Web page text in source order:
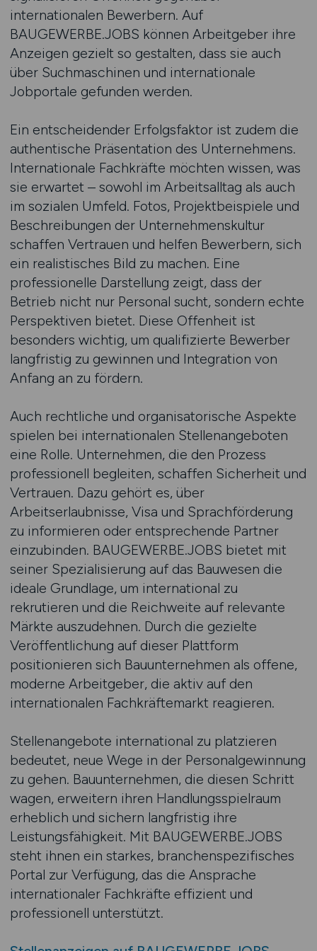
internationalen Bewerbern. Auf
BAUGEWERBE.JOBS können Arbeitgeber ihre
Anzeigen gezielt so gestalten, dass sie auch
über Suchmaschinen und internationale
Jobportale gefunden werden.
Ein entscheidender Erfolgsfaktor ist zudem die
authentische Präsentation des Unternehmens.
Internationale Fachkräfte möchten wissen, was
sie erwartet – sowohl im Arbeitsalltag als auch
im sozialen Umfeld. Fotos, Projektbeispiele und
Beschreibungen der Unternehmenskultur
schaffen Vertrauen und helfen Bewerbern, sich
ein realistisches Bild zu machen. Eine
professionelle Darstellung zeigt, dass der
Betrieb nicht nur Personal sucht, sondern echte
Perspektiven bietet. Diese Offenheit ist
besonders wichtig, um qualifizierte Bewerber
langfristig zu gewinnen und Integration von
Anfang an zu fördern.
Auch rechtliche und organisatorische Aspekte
spielen bei internationalen Stellenangeboten
eine Rolle. Unternehmen, die den Prozess
professionell begleiten, schaffen Sicherheit und
Vertrauen. Dazu gehört es, über
Arbeitserlaubnisse, Visa und Sprachförderung
zu informieren oder entsprechende Partner
einzubinden. BAUGEWERBE.JOBS bietet mit
seiner Spezialisierung auf das Bauwesen die
ideale Grundlage, um international zu
rekrutieren und die Reichweite auf relevante
Märkte auszudehnen. Durch die gezielte
Veröffentlichung auf dieser Plattform
positionieren sich Bauunternehmen als offene,
moderne Arbeitgeber, die aktiv auf den
internationalen Fachkräftemarkt reagieren.
Stellenangebote international zu platzieren
bedeutet, neue Wege in der Personalgewinnung
zu gehen. Bauunternehmen, die diesen Schritt
wagen, erweitern ihren Handlungsspielraum
erheblich und sichern langfristig ihre
Leistungsfähigkeit. Mit BAUGEWERBE.JOBS
steht ihnen ein starkes, branchenspezifisches
Portal zur Verfügung, das die Ansprache
internationaler Fachkräfte effizient und
professionell unterstützt.